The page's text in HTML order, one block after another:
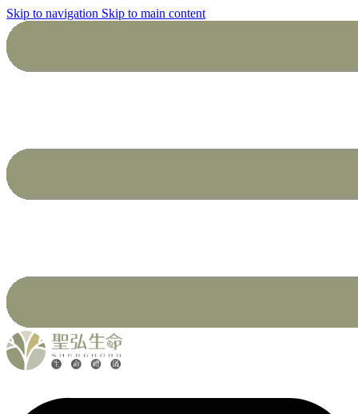
Skip to navigation Skip to main content